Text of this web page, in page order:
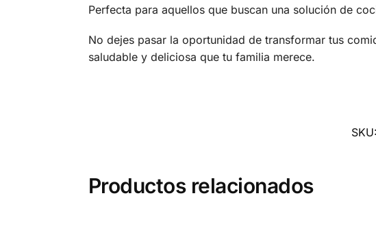
Perfecta para aquellos que buscan una solución de
No dejes pasar la oportunidad de transformar tus
saludable y deliciosa que tu familia merece.
SKU:
Productos relacionados